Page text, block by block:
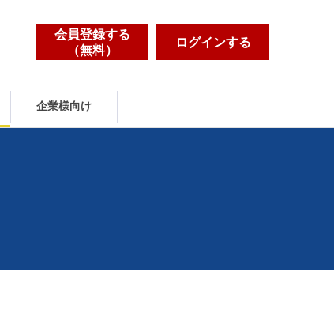
会員登録する
（無料）
ログインする
企業様向け